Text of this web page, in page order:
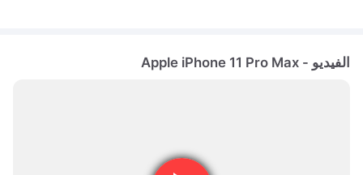
الفيديو - Apple iPhone 11 Pro Max